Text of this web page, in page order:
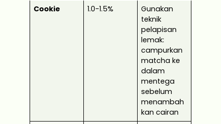
Cookie
1.0-1.5%
Gunakan
teknik
pelapisan
lemak:
campurkan
matcha ke
dalam
mentega
sebelum
menambah
kan cairan